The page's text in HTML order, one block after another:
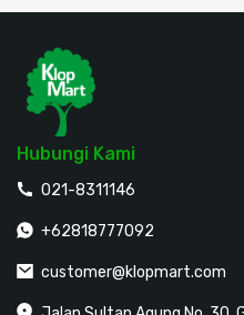
Hubungi Kami
021-8311146
+62818777092
customer@klopmart.com